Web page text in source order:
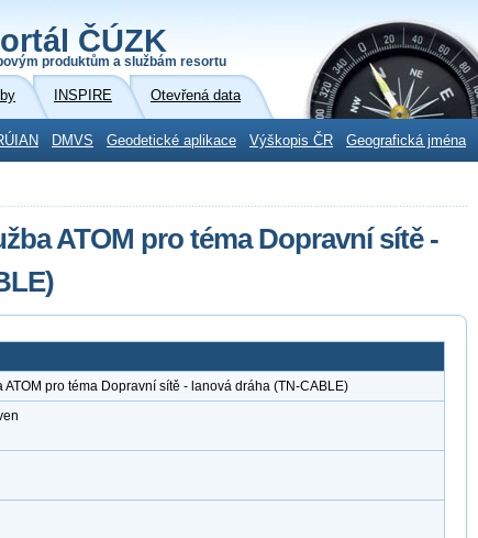
ČÚZK
produktům a službám resortu
INSPIRE Otevřená data
DMVS Geodetické aplikace Výškopis ČR Geografická jména
ATOM pro téma Dopravní sítě -
ATOM pro téma Dopravní sítě - lanová dráha (TN-CABLE)